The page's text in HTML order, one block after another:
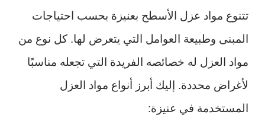
تتنوع مواد عزل الأسطح بعنيزة بحسب احتياجات
المبنى وطبيعة العوامل التي يتعرض لها. كل نوع من
مواد العزل له خصائصه الفريدة التي تجعله مناسبًا
لأغراض محددة. إليك أبرز أنواع مواد العزل
المستخدمة في عنيزة: